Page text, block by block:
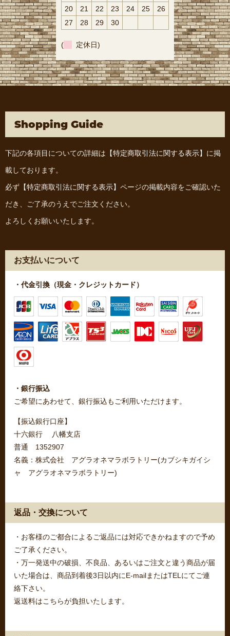
20 21 22 23 24 25
26
27
28 29 30
( 定休日)
Shopping Guide
下記の各項目についての詳細は 【特定商取引法に関する表示】 に掲
載しております。
必ず 【特定商取引法に関する表示】 ページの掲載内容をご確認いた
だき、ご了承のうえでご注文ください。
よろしくお願いいたします。
お支払いについて
・代金引換（現金・クレジットカード）
・銀行振込
ご希望にあわせて、銀行振込もご利用いただけます。
【振込銀行口座】
十六銀行 八幡支店
普通 1352907
名義：株式会社 アグラオネマラボラトリー(カブシキガイシ
ャ アグラオネマラボラトリー)
返品・交換について
・お客様のご都合によるご返品には対応できかねますので予め
ご了承ください。
・万一発送中の破損、不良品、あるいはご注文と違う商品が届
いた場合は、商品到着後3日以内にE-mailまたはTELにてご連
絡下さい。
返送料はこちらが負担いたします。